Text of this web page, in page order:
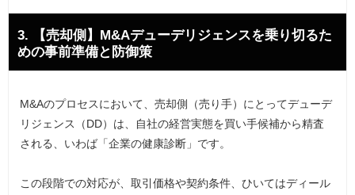
3. 【売却側】M&Aデューデリジェンスを乗り切るた
めの事前準備と防御策
M&Aのプロセスにおいて、売却側（売り手）にとってデューデ
リジェンス（DD）は、自社の経営実態を買い手候補から精査
される、いわば「企業の健康診断」です。
この段階での対応が、取引価格や契約条件、ひいてはディール